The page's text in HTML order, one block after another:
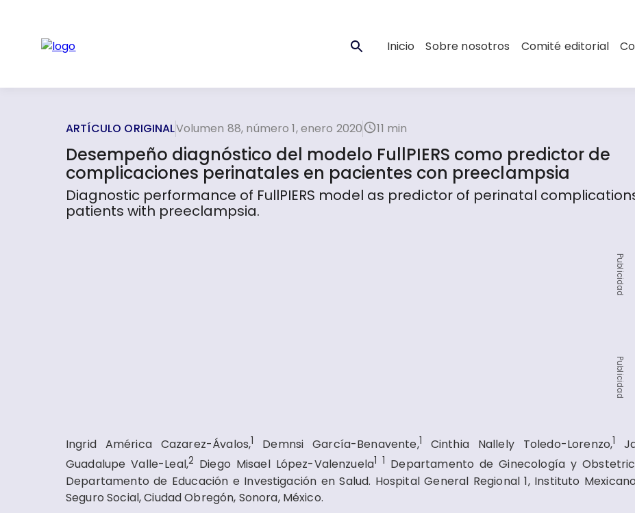
Inicio Sobre nosotros Comité editorial
ARTÍCULO ORIGINALVolumen 88, número 1, enero 2020 11 min
Desempeño diagnóstico del modelo FullPIERS como predictor de
complicaciones perinatales en pacientes con preeclampsia
Diagnostic performance of FullPIERS model as predictor of perinatal
patients with preeclampsia.
Publicidad
Publicidad
Ingrid América Cazarez-Ávalos,1 Demnsi García-Benavente,1 Cinthia Nallely Toledo-Lorenzo,1
Guadalupe Valle-Leal,2 Diego Misael López-Valenzuela1 1 Departamento de Ginecología y
Departamento de Educación e Investigación en Salud. Hospital General Regional 1, Instituto
Seguro Social, Ciudad Obregón, Sonora, México.